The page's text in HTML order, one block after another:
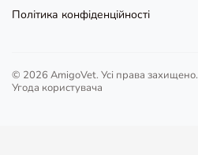
Політика конфіденційності
© 2026 AmigoVet. Усі права захищено.
Угода користувача